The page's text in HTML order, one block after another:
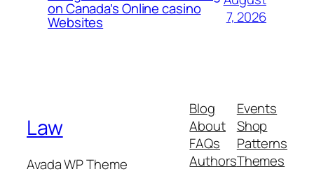
on Canada’s Online casino
Websites
7, 2026
Law
Avada WP Theme
Blog
About
FAQs
Authors
Events
Shop
Patterns
Themes